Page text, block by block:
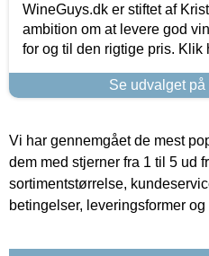
WineGuys.dk er stiftet af
ambition om at levere god
for og til den rigtige pris. Klik
Se udvalget
Vi har gennemgået de mest
dem med stjerner fra 1 til 5 ud
sortimentstørrelse,
betingelser, leveringsformer